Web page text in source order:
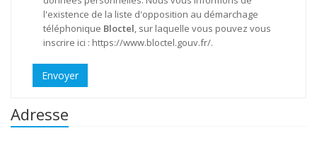
l'existence de la liste d'opposition au démarchage
téléphonique Bloctel, sur laquelle vous pouvez vous
inscrire ici : https://www.bloctel.gouv.fr/.
Envoyer
Adresse